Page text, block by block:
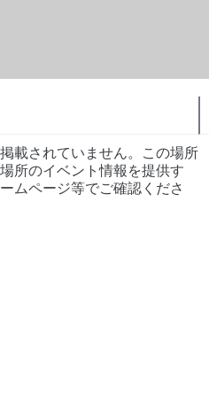
載されていません。この場所
所のイベント情報を提供す
ムページ等でご確認くださ